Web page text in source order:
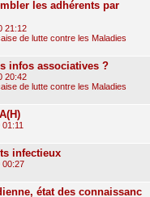
les adhérents par
21:12
de lutte contre les Maladies
infos associatives ?
20:42
de lutte contre les Maladies
infectieux
00:27
état des connaissanc